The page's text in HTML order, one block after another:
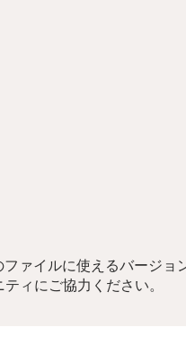
ァイルに使えるバージョ
ィにご協力ください。